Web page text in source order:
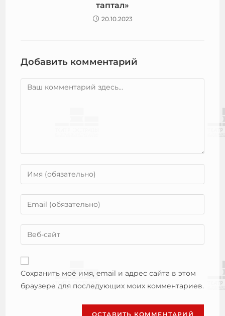
таптал»
20.10.2023
Добавить комментарий
Сохранить моё имя, email и адрес сайта в этом
браузере для последующих моих комментариев.